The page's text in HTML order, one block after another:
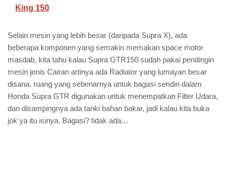
King 150
Selain mesin yang lebih besar (daripada Supra X), ada
beberapa komponen yang semakin memakan space motor
masdab, kita tahu kalau Supra GTR150 sudah pakai pendingin
mesin jenis Cairan artinya ada Radiator yang lumayan besar
disana. ruang yang sebenarnya untuk bagasi sendiri dalam
Honda Supra GTR digunakan untuk menempatkan Filter Udara,
dan disampingnya ada tanki bahan bakar, jadi kalau kita buka
jok ya itu isinya. Bagasi? tidak ada…